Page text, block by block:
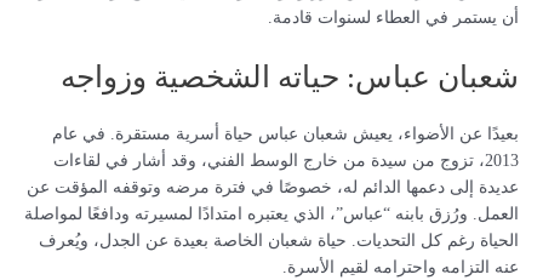
أن يستمر في العطاء لسنوات قادمة.
شعبان عباس: حياته الشخصية وزواجه
بعيدًا عن الأضواء، يعيش شعبان عباس حياة أسرية مستقرة. في عام
2013، تزوج من سيدة من خارج الوسط الفني، وقد أشار في لقاءات
عديدة إلى دعمها الدائم له، خصوصًا في فترة مرضه وتوقفه المؤقت عن
العمل. ورُزق بابنه “عباس”، الذي يعتبره امتدادًا لمسيرته ودافعًا لمواصلة
الحياة رغم كل التحديات. حياة شعبان الخاصة بعيدة عن الجدل، ويُعرف
عنه التزامه واحترامه لقيم الأسرة.